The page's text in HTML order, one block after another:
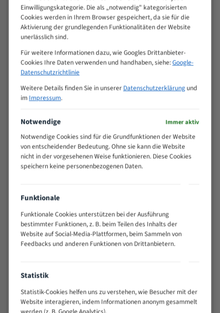
> 100
VOLLMATERIAL
M (mm)
Zoll (ZpZ))
>
25
10/14
15 - 40
8/12
25 - 50
50 - 120
80 - 180
3/4
130 -
350
2/3
200 -
> 500
0,75/1,25
Vorteile:
Widerstandsfähig gegen Zahnbruch auch bei
wechselnde Verbindungslängen)
Sehr geringe Vibration
Einwilligungskategorie. Die als „notwendig" kategorisierten
Cookies werden in Ihrem Browser gespeichert, da sie für die
Aktivierung der grundlegenden Funktionalitäten der Website
unerlässlich sind.
Für weitere Informationen dazu, wie Googles Drittanbieter-
Cookies Ihre Daten verwenden und handhaben, siehe:Google-
Datenschutzrichtlinie
Weitere Details finden Sie in unserer Datenschutzerklärungund
im Impressum.
Notwendige Immer aktiv
Notwendige Cookies sind für die Grundfunktionen der Website
von entscheidender Bedeutung. Ohne sie kann die Website
nicht in der vorgesehenen Weise funktionieren. Diese Cookies
speichern keine personenbezogenen Daten.
Funktionale
Funktionale Cookies unterstützen bei der Ausführung
bestimmter Funktionen, z. B. beim Teilen des Inhalts der
Website auf Social-Media-Plattformen, beim Sammeln von
Feedbacks und anderen Funktionen von Drittanbietern.
Statistik
Statistik-Cookies helfen uns zu verstehen, wie Besucher mit der
Website interagieren, indem Informationen anonym gesammelt